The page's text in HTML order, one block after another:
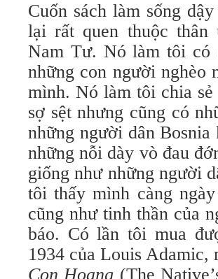
Cuốn sách làm sống
lại rất quen thuộc
Nam Tư. Nó làm tôi có
những con người nghèo
mình. Nó làm tôi chia
sợ sệt nhưng cũng có
những người dân
những nỗi dày vò đau
giống như những người
tôi thấy mình càng
cũng như tinh thần của
báo. Có lần tôi mua
1934 của Louis Adamic,
Con Hoang (The